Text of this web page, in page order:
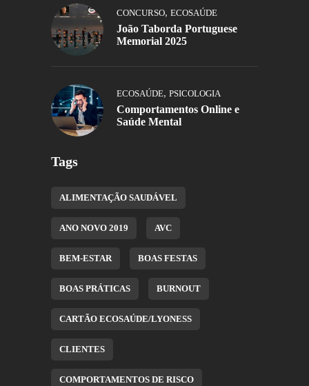
CONCURSO, ECOSAÚDE
João Taborda Portuguese
Memorial 2025
ECOSAÚDE, PSICOLOGIA
Comportamentos Online e
Saúde Mental
Tags
ALIMENTAÇÃO SAUDÁVEL
ANO NOVO 2019 AVC
BEM-ESTAR BOAS FESTAS
BOAS PRÁTICAS BURNOUT
CARTÃO ECOSAÚDE/LYONESS
CLIENTES
COMPORTAMENTOS DE RISCO